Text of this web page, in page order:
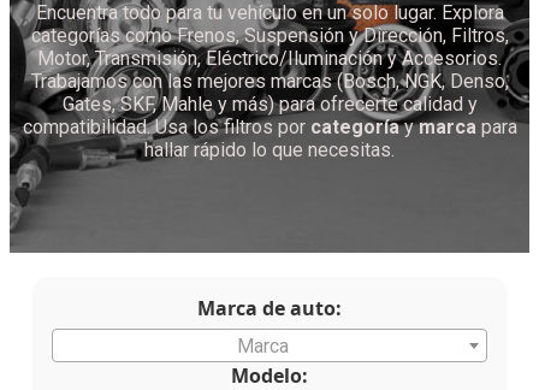
Encuentra todo para tu vehículo en un solo lugar. Explora
categorías como Frenos, Suspensión y Dirección, Filtros,
Motor, Transmisión, Eléctrico/Iluminación y Accesorios.
Trabajamos con las mejores marcas (Bosch, NGK, Denso,
Gates, SKF, Mahle y más) para ofrecerte calidad y
compatibilidad. Usa los filtros por categoríaymarcapara
hallar rápido lo que necesitas.
Marca de auto:
Marca
Modelo: